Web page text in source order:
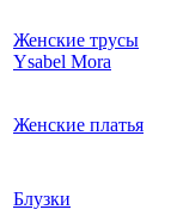
Женские трусы
Ysabel Mora
Женские платья
Блузки